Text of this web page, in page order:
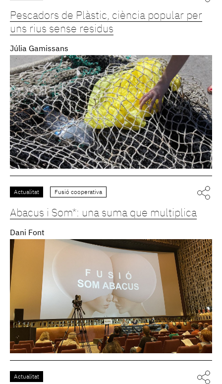
Pescadors de Plàstic, ciència popular per
uns rius sense residus
Júlia Gamissans
Actualitat Fusió cooperativa
Abacus i Som*: una suma que multiplica
Dani Font
Actualitat